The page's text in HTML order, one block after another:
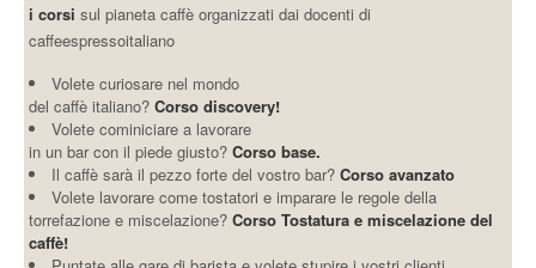
i corsi sul pianeta caffè organizzati dai docenti di
caffeespressoitaliano
Volete curiosare nel mondo
del caffè italiano? Corso discovery!
Volete cominiciare a lavorare
in un bar con il piede giusto? Corso base.
Il caffè sarà il pezzo forte del vostro bar?Corso avanzato
Volete lavorare come tostatori e imparare le regole della
torrefazione e miscelazione?Corso Tostatura e miscelazione del
caffè!